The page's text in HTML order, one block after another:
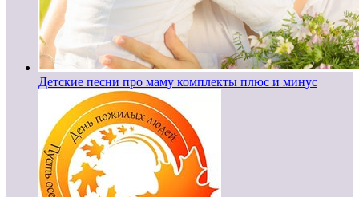
Детские песни про маму комплекты плюс и минус